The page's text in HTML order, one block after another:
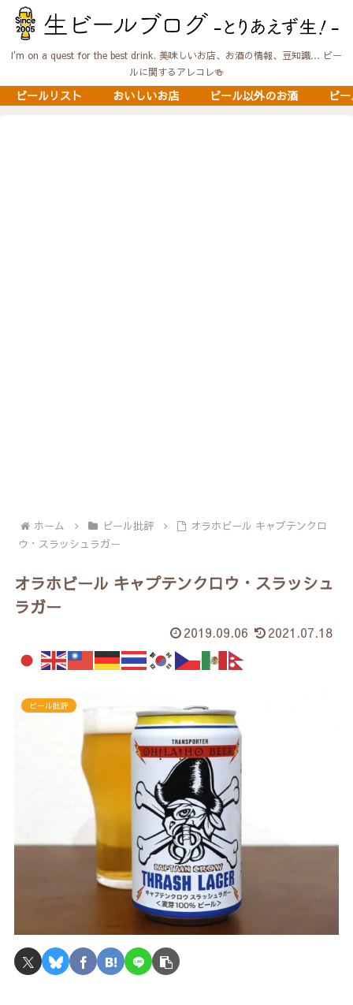
I'm on a quest for the best drink. 美味しいお店、お酒の情報、豆知識… ビー
ルに関するアレコレ🍻
ビールリスト おいしいお店 ビール以外のお酒 ビ
ホーム ビール批評
オラホビール キャプテンクロ
ウ・スラッシュラガー
オラホビール キャプテンクロウ・スラッシュ
ラガー
2019.09.06 2021.07.18
ビール批評